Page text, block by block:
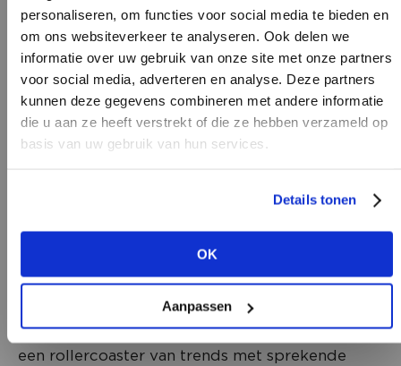
personaliseren, om functies voor social media te bieden en
om ons websiteverkeer te analyseren. Ook delen we
informatie over uw gebruik van onze site met onze partners
voor social media, adverteren en analyse. Deze partners
kunnen deze gegevens combineren met andere informatie
die u aan ze heeft verstrekt of die ze hebben verzameld op
basis van uw gebruik van hun services.
Details tonen
OK
Aanpassen
HEB JE NOG GEEN
ACCOUNT?
BEKIJK ALLE OPTIES
Het is jammer dat exposanten in de regel niet
toekomen aan het Talks-programma, want daar
barst het van die inspiratie. Jan Agelink van
Buro Jantrendman presenteert traditiegetrouw
een rollercoaster van trends met sprekende